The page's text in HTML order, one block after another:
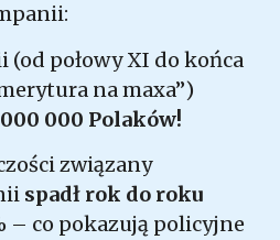
połowy XI do końca
na maxa”)
000 Polaków!
związany
spadł rok do roku
– co pokazują policyjne